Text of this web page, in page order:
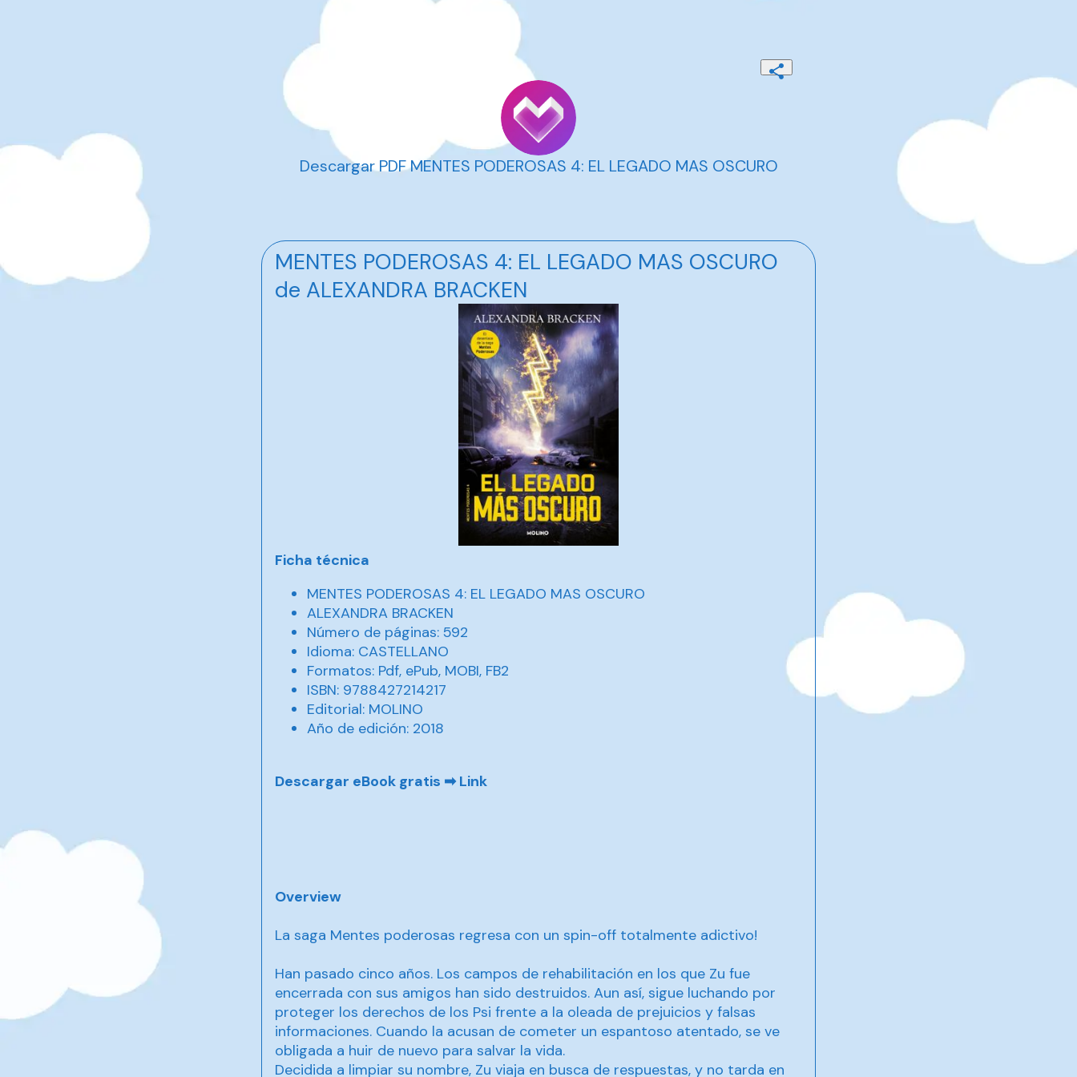
Descargar PDF MENTES PODEROSAS 4: EL LEGADO MAS OSCURO
MENTES PODEROSAS 4: EL LEGADO MAS OSCURO
de ALEXANDRA BRACKEN
Ficha técnica
MENTES PODEROSAS 4: EL LEGADO MAS OSCURO
ALEXANDRA BRACKEN
Número de páginas: 592
Idioma: CASTELLANO
Formatos: Pdf, ePub, MOBI, FB2
ISBN: 9788427214217
Editorial: MOLINO
Año de edición: 2018
Descargar eBook gratis ➡Link
Overview
La saga Mentes poderosas regresa con un spin-off totalmente adictivo!
Han pasado cinco años. Los campos de rehabilitación en los que Zu fue
encerrada con sus amigos han sido destruidos. Aun así, sigue luchando por
proteger los derechos de los Psi frente a la oleada de prejuicios y falsas
informaciones. Cuando la acusan de cometer un espantoso atentado, se ve
obligada a huir de nuevo para salvar la vida.
Decidida a limpiar su nombre, Zu viaja en busca de respuestas, y no tarda en